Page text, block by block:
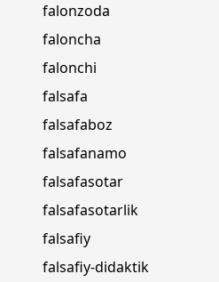
falonzoda
faloncha
falonchi
falsafa
falsafaboz
falsafanamo
falsafasotar
falsafasotarlik
falsafiy
falsafiy-didaktik